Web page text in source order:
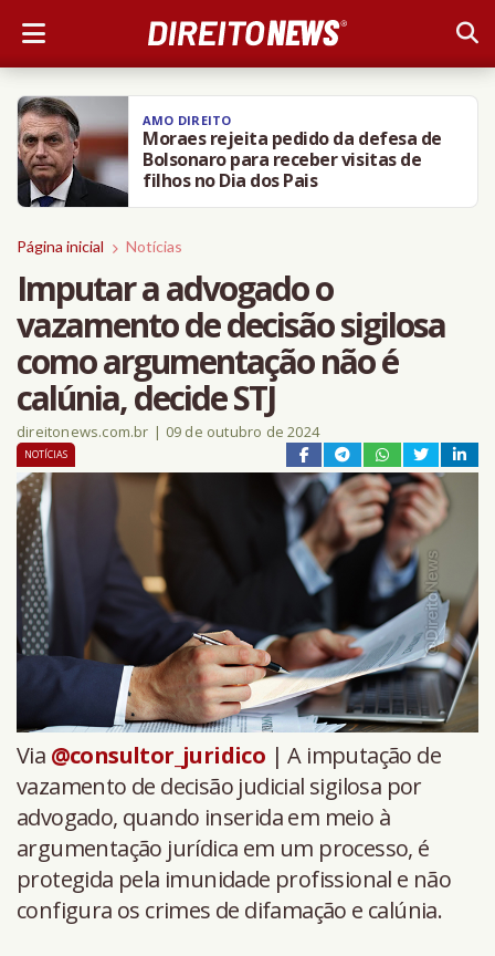
AMO DIREITO
Moraes rejeita pedido da defesa de
Bolsonaro para receber visitas de
filhos no Dia dos Pais
Página inicial Notícias
Imputar a advogado o
vazamento de decisão sigilosa
como argumentação não é
calúnia, decide STJ
direitonews.com.br | 09 de outubro de 2024
NOTÍCIAS
Via @consultor_juridico | A imputação de
vazamento de decisão judicial sigilosa por
advogado, quando inserida em meio à
argumentação jurídica em um processo, é
protegida pela imunidade profissional e não
configura os crimes de difamação e calúnia.